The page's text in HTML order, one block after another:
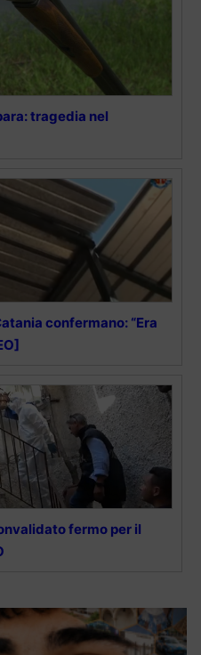
tragedia nel
confermano: “Era
fermo per il